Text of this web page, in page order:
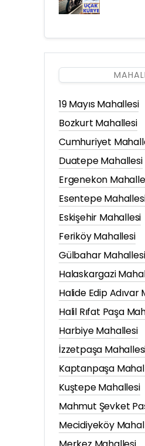
19 Mayıs Mahallesi
Bozkurt Mahallesi
Cumhuriyet
Duatepe Mahallesi
Ergenekon
Esentepe
Eskişehir Mahallesi
Feriköy Mahallesi
Gülbahar Mahallesi
Halaskargazi
Halide Edip Adıvar
Halil Rıfat Paşa
Harbiye Mahallesi
İzzetpaşa
Kaptanpaşa
Kuştepe Mahallesi
Mahmut Şevket
Mecidiyeköy